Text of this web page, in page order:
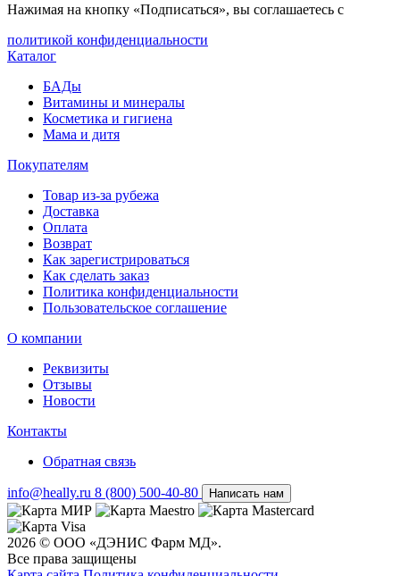
Нажимая на кнопку «Подписаться», вы соглашаетесь с
политикой конфиденциальности
Каталог
БАДы
Витамины и минералы
Косметика и гигиена
Мама и дитя
Покупателям
Товар из-за рубежа
Доставка
Оплата
Возврат
Как зарегистрироваться
Как сделать заказ
Политика конфиденциальности
Пользовательское соглашение
О компании
Реквизиты
Отзывы
Новости
Контакты
Обратная связь
info@heally.ru 8 (800) 500-40-80 Написать нам
2026 © ООО «ДЭНИС Фарм МД».
Все права защищены